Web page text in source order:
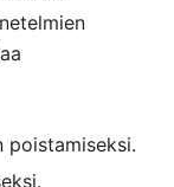
poistamiseksi.